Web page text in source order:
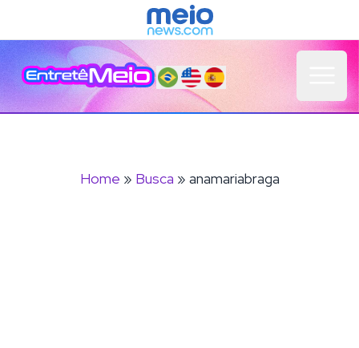
Home » Busca » anamariabraga